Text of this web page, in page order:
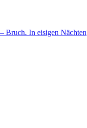
Bruch. In eisigen Nächten